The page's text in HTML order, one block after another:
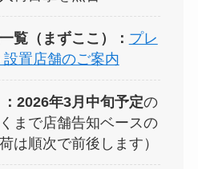
覧（まずここ）： プレ
設置店舗のご案内
2026年3月中旬予定の
まで店舗告知ベースの
は順次で前後します）